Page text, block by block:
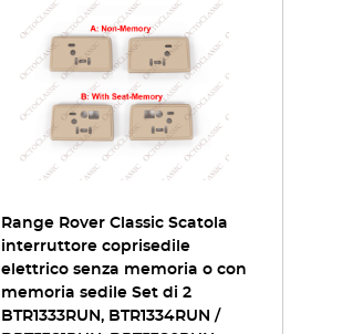
Range Rover Classic Scatola
interruttore coprisedile
elettrico senza memoria o con
memoria sedile Set di 2
BTR1333RUN, BTR1334RUN /